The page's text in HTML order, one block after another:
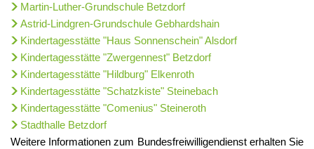
Martin-Luther-Grundschule Betzdorf
Astrid-Lindgren-Grundschule Gebhardshain
Kindertagesstätte "Haus Sonnenschein" Alsdorf
Kindertagesstätte "Zwergennest" Betzdorf
Kindertagesstätte "Hildburg" Elkenroth
Kindertagesstätte "Schatzkiste" Steinebach
Kindertagesstätte "Comenius" Steineroth
Stadthalle Betzdorf
Weitere Informationen zum Bundesfreiwilligendienst erhalten Sie